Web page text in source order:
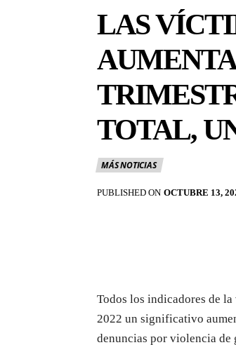
LAS
TOTAL,
MÁS NOTICIAS
PUBLISHED ON OCTUBRE 13,
Todos los indicadores de
2022 un significativo
denuncias por violencia de